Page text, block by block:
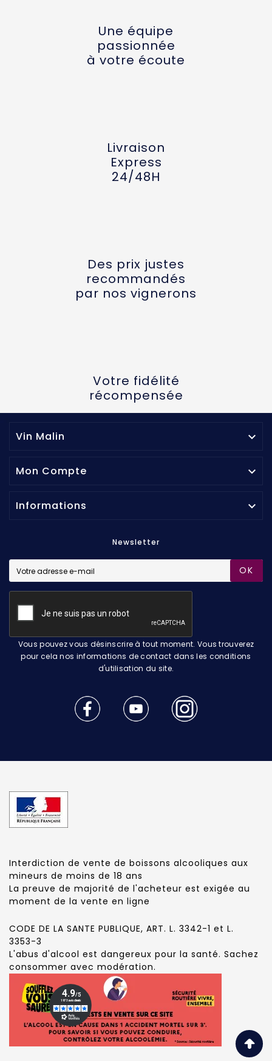
Une équipe
passionnée
à votre écoute
Livraison
Express
24/48H
Des prix justes
recommandés
par nos vignerons
Votre fidélité
récompensée
Vin Malin 
Mon Compte 
Informations 
Newsletter
OK
Vous pouvez vous désinscrire à tout moment. Vous trouverez
pour cela nos informations de contact dans les conditions
d'utilisation du site.
Interdiction de vente de boissons alcooliques aux
mineurs de moins de 18 ans
La preuve de majorité de l'acheteur est exigée au
moment de la vente en ligne
CODE DE LA SANTE PUBLIQUE, ART. L. 3342-1 et L.
3353-3
L'abus d'alcool est dangereux pour la santé. Sachez
consommer avec modération.